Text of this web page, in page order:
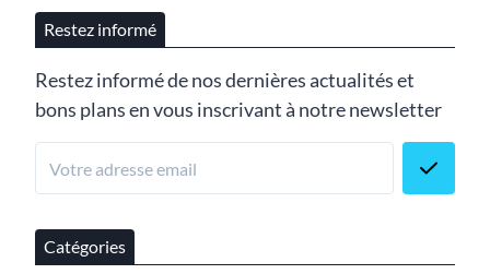
Restez informé
Restez informé de nos dernières actualités et
bons plans en vous inscrivant à notre newsletter
Catégories